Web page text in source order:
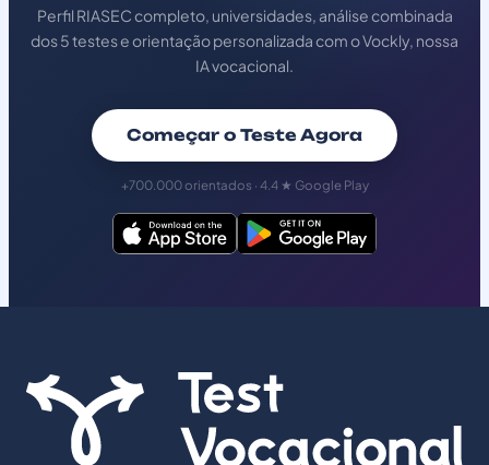
Perfil RIASEC completo, universidades, análise combinada
dos 5 testes e orientação personalizada com o Vockly, nossa
IA vocacional.
Começar o Teste Agora
+700.000 orientados · 4.4 ★ Google Play